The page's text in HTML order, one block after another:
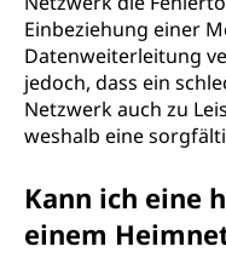
Einbeziehung einer
Datenweiterleitung
jedoch, dass ein
Netzwerk auch zu
weshalb eine
Kann ich eine
einem